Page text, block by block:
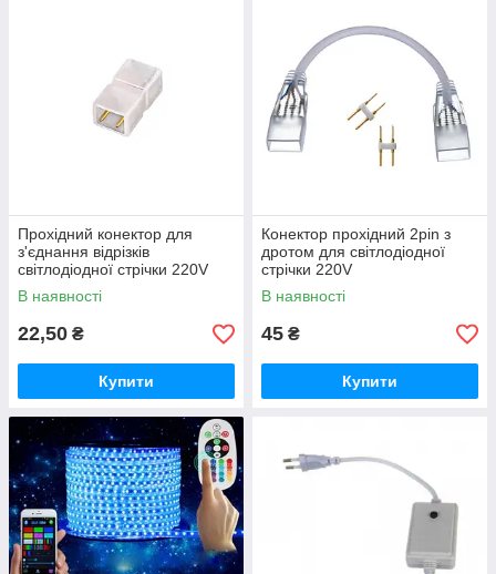
Прохідний конектор для
з'єднання відрізків
світлодіодної стрічки 220V
В наявності
22,50 ₴
Купити
Конектор прохідний 2pin з
дротом для світлодіодної
стрічки 220V
В наявності
45 ₴
Купити